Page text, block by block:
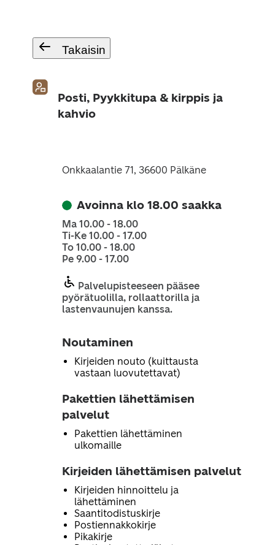
Takaisin
Posti, Pyykkitupa & kirppis ja
kahvio
Onkkaalantie 71, 36600 Pälkäne
Avoinna klo 18.00 saakka
Ma 10.00 - 18.00
Ti-Ke 10.00 - 17.00
To 10.00 - 18.00
Pe 9.00 - 17.00
Palvelupisteeseen pääsee
pyörätuolilla, rollaattorilla ja
lastenvaunujen kanssa.
Noutaminen
Kirjeiden nouto (kuittausta
vastaan luovutettavat)
Pakettien lähettämisen
palvelut
Pakettien lähettäminen
ulkomaille
Kirjeiden lähettämisen palvelut
Kirjeiden hinnoittelu ja
lähettäminen
Saantitodistuskirje
Postiennakkokirje
Pikakirje